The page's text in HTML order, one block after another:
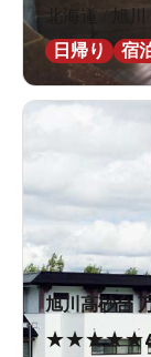
北海道 / 旭
日帰り
宿
旭川高砂台
★★★★★